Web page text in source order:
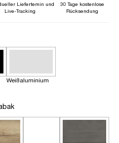
Liefertemin und
Live-Tracking
30 Tage kostenlose
Rücksendung
Weißaluminium